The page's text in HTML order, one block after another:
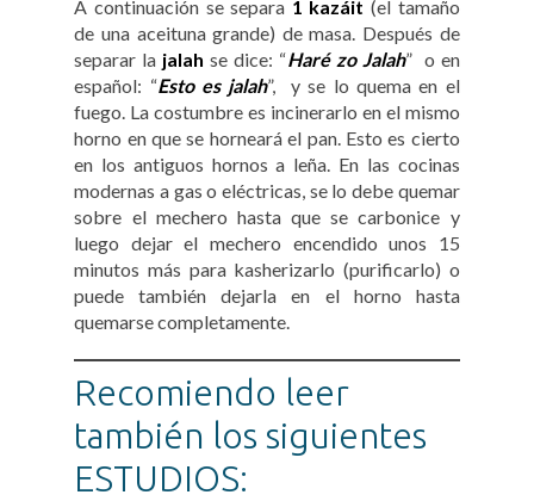
A continuación se separa 1 kazáit (el tamaño
de una aceituna grande) de masa. Después de
separar la jalah se dice: “Haré zo Jalah” o en
español: “Esto es jalah”, y se lo quema en el
fuego. La costumbre es incinerarlo en el mismo
horno en que se horneará el pan. Esto es cierto
en los antiguos hornos a leña. En las cocinas
modernas a gas o eléctricas, se lo debe quemar
sobre el mechero hasta que se carbonice y
luego dejar el mechero encendido unos 15
minutos más para kasherizarlo (purificarlo) o
puede también dejarla en el horno hasta
quemarse completamente.
Recomiendo leer
también los siguientes
ESTUDIOS: